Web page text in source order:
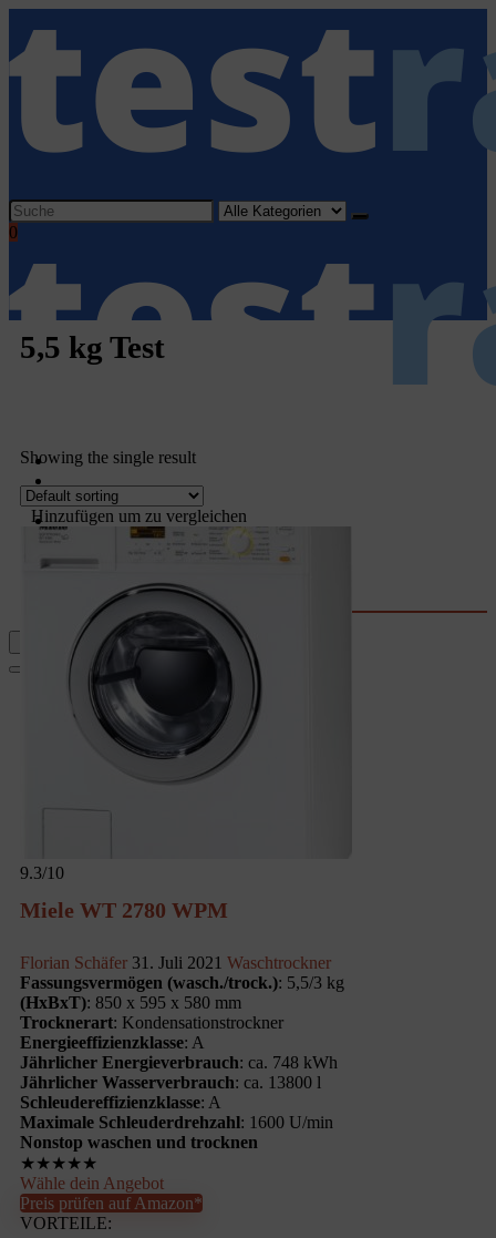
0
Home
Garten
Rechner & Tools
Waschtrockner-Stromkosten
Kaffee-Kosten
Wassersprudler
Fernseher-Größe
5,5 kg Test
Showing the single result
Hinzufügen um zu vergleichen
9.3/10
Miele WT 2780 WPM
Florian Schäfer 31. Juli 2021 Waschtrockner
Fassungsvermögen (wasch./trock.): 5,5/3 kg
(HxBxT): 850 x 595 x 580 mm
Trocknerart: Kondensationstrockner
Energieeffizienzklasse: A
Jährlicher Energieverbrauch: ca. 748 kWh
Jährlicher Wasserverbrauch: ca. 13800 l
Schleudereffizienzklasse: A
Maximale Schleuderdrehzahl: 1600 U/min
Nonstop waschen und trocknen
★★★★★
Wähle dein Angebot
Preis prüfen auf Amazon*
VORTEILE: